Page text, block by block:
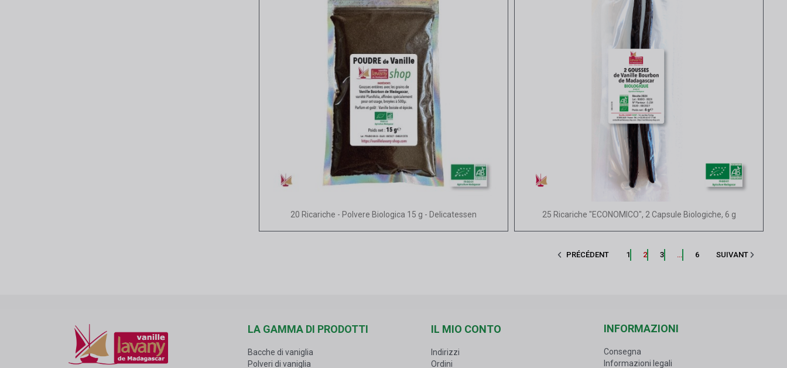
Vista rapida
20 Ricariche - Polvere Biologica 15 g - Delicatessen Vista rapida
25 Ricariche "ECONOMICO", 2 Capsule Biologiche, 6 g
PRÉCÉDENT 1 2 3 … 6 SUIVANT
LA GAMMA DI PRODOTTI
Bacche di vaniglia
Polveri di vaniglia
IL MIO CONTO
Indirizzi
Ordini
INFORMAZIONI
Consegna
Informazioni legali